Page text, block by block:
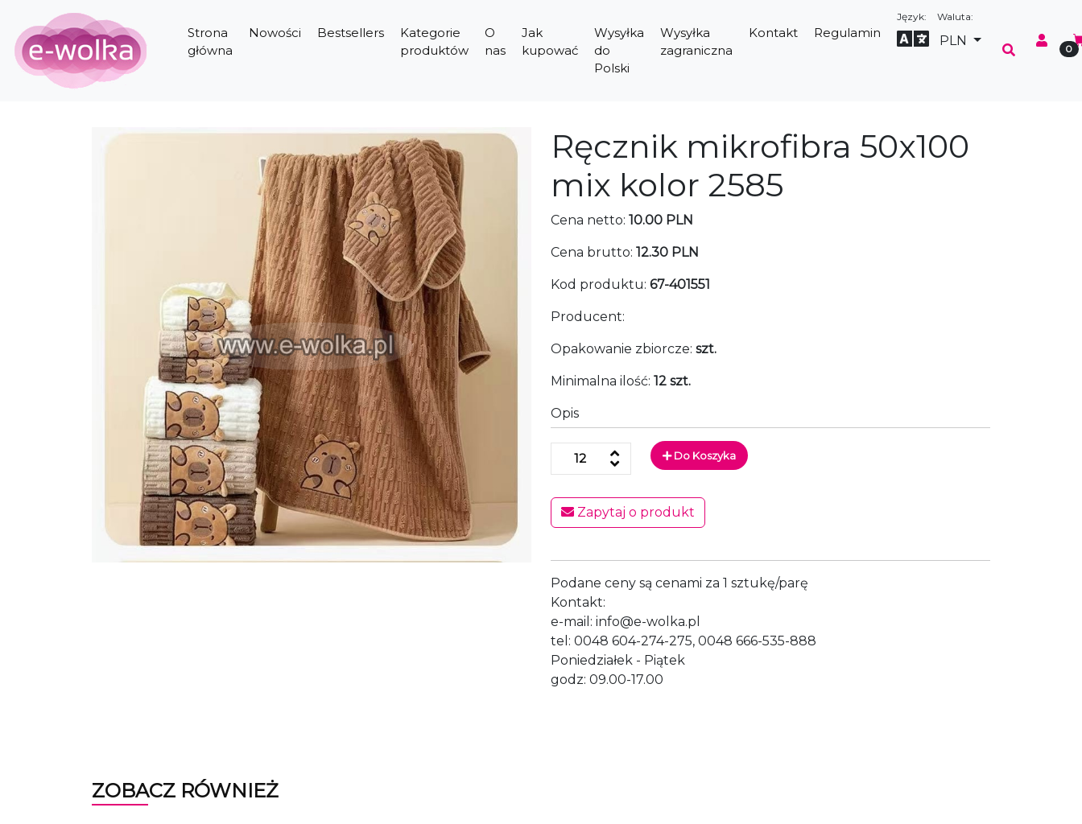
Strona
główna
Nowości Bestsellers
Kategorie
produktów
O
nas
Jak
kupować
Wysyłka
do
Polski
Wysyłka
zagraniczna
Kontakt Regulamin
Język:
Select Language
Waluta:
PLN
0
Ręcznik mikrofibra 50x100
mix kolor 2585
Cena netto: 10.00 PLN
Cena brutto: 12.30 PLN
Kod produktu: 67-401551
Producent:
Opakowanie zbiorcze: szt.
Minimalna ilość: 12 szt.
Opis
Do Koszyka
Zapytaj o produkt
Podane ceny są cenami za 1 sztukę/parę
Kontakt:
e-mail: info@e-wolka.pl
tel: 0048 604-274-275, 0048 666-535-888
Poniedziałek - Piątek
godz: 09.00-17.00
ZOBACZ RÓWNIEŻ